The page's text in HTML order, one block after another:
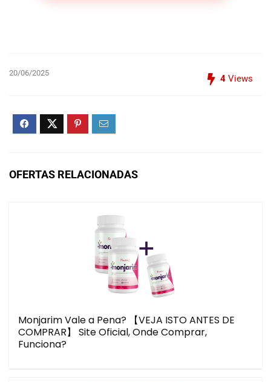
20/06/2025
4 Views
OFERTAS RELACIONADAS
Monjarim Vale a Pena? 【VEJA ISTO ANTES DE
COMPRAR】 Site Oficial, Onde Comprar,
Funciona?